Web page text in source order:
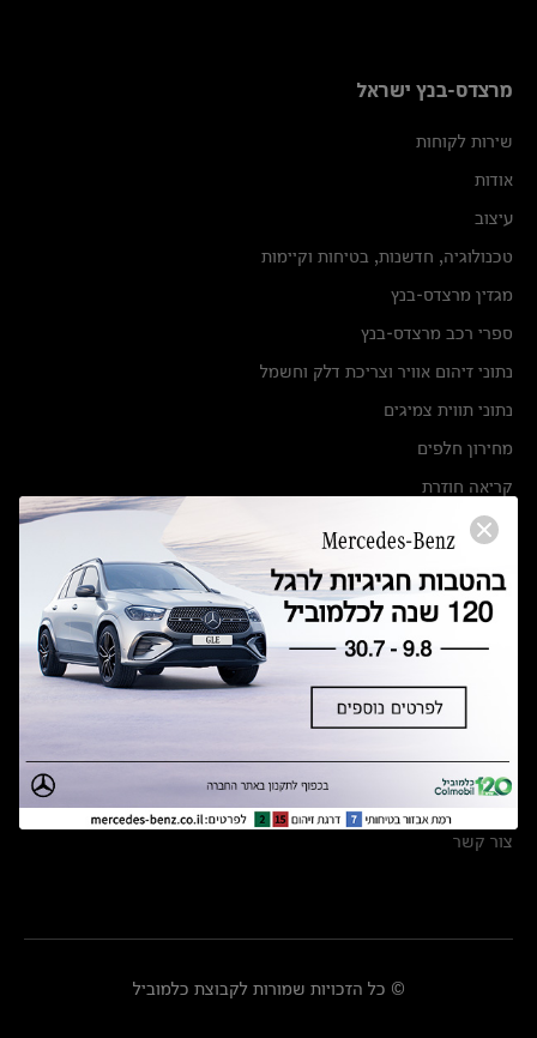
מרצדס-בנץ ישראל
שירות לקוחות
אודות
עיצוב
טכנולוגיה, חדשנות, בטיחות וקיימות
מגזין מרצדס-בנץ
ספרי רכב מרצדס-בנץ
נתוני זיהום אוויר וצריכת דלק וחשמל
נתוני תווית צמיגים
מחירון חלפים
קריאה חוזרת
הודעה על הטבות לרכבי מרצדס בהסדר פשרה בתצ 56447-02-19
תקנון ימי מכירות 120 לכלמוביל
מצאו אותנו
אולמות תצוגה
מרכזי שירות
צור קשר
© כל הזכויות שמורות לקבוצת כלמוביל